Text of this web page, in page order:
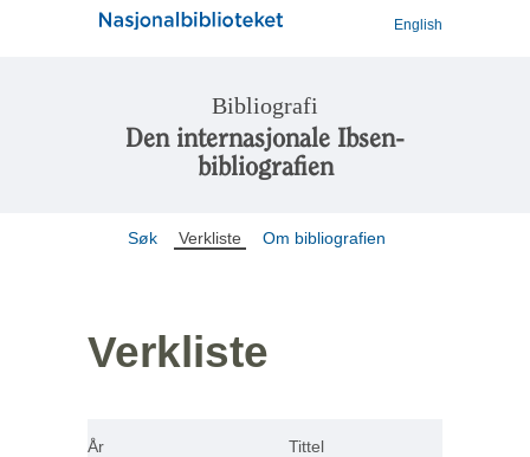
English
Bibliografi
Den internasjonale Ibsen-
bibliografien
Søk Verkliste Om bibliografien
Verkliste
År Tittel